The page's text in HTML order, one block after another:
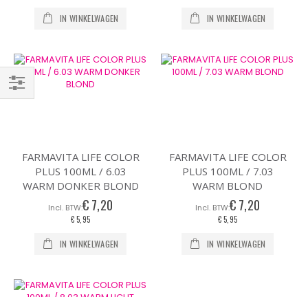
IN WINKELWAGEN IN WINKELWAGEN
FARMAVITA LIFE COLOR
PLUS 100ML / 6.03
WARM DONKER BLOND
€ 7,20
€ 5,95
IN WINKELWAGEN
FARMAVITA LIFE COLOR
PLUS 100ML / 7.03
WARM BLOND
€ 7,20
€ 5,95
IN WINKELWAGEN
Filteren